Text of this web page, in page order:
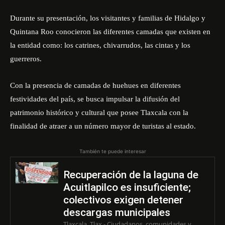
Durante su presentación, los visitantes y familias de Hidalgo y
Quintana Roo conocieron las diferentes camadas que existen en
la entidad como: los catrines, chivarrudos, las cintas y los
guerreros.
Con la presencia de camadas de huehues en diferentes
festividades del país, se busca impulsar la difusión del
patrimonio histórico y cultural que posee Tlaxcala con la
finalidad de atraer a un número mayor de turistas al estado.
También te puede interesar
Recuperación de la laguna de
Acuitlapilco es insuficiente;
colectivos exigen detener
descargas municipales